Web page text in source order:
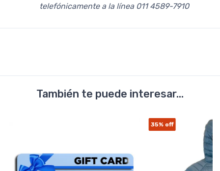
telefónicamente a la línea 011 4589-7910
También te puede interesar...
35% off